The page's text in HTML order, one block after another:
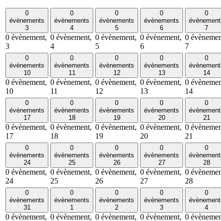
0
évènements
3
0 évènement,
3
0
évènements
4
0 évènement,
4
0
évènements
5
0 évènement,
5
0
évènements
6
0 évènement,
6
0
7
0
7
0
évènements
10
0 évènement,
10
0
évènements
11
0 évènement,
11
0
évènements
12
0 évènement,
12
0
évènements
13
0 évènement,
13
0
14
0
14
0
évènements
17
0 évènement,
17
0
évènements
18
0 évènement,
18
0
évènements
19
0 évènement,
19
0
évènements
20
0 évènement,
20
0
21
0
21
0
évènements
24
0 évènement,
24
0
évènements
25
0 évènement,
25
0
évènements
26
0 évènement,
26
0
évènements
27
0 évènement,
27
0
28
0
28
0
évènements
31
0 évènement,
0
évènements
1
0 évènement,
0
évènements
2
0 évènement,
0
évènements
3
0 évènement,
0
4
0